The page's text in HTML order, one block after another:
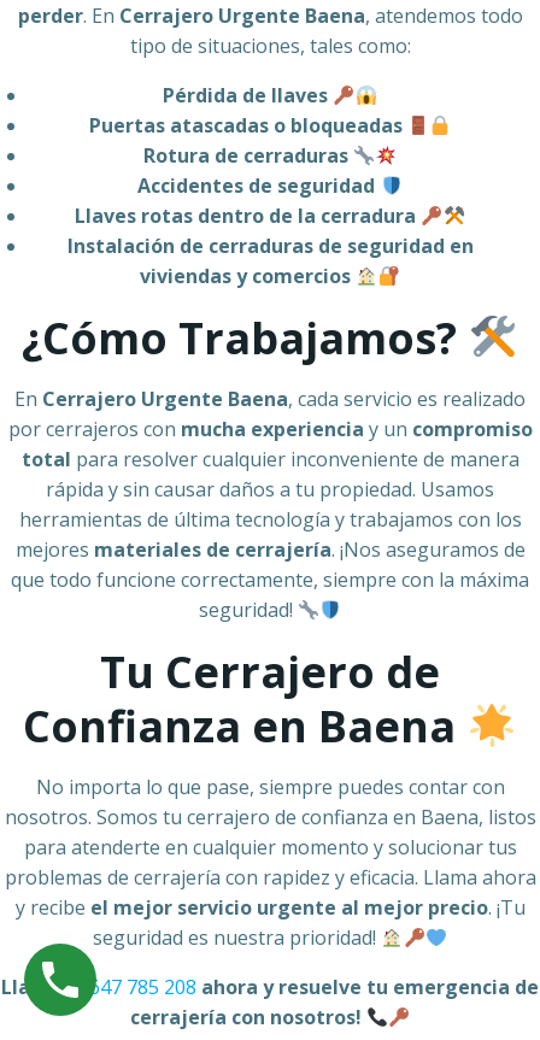
perder. En Cerrajero Urgente Baena, atendemos todo
tipo de situaciones, tales como:
Pérdida de llaves
Puertas atascadas o bloqueadas
Rotura de cerraduras
Accidentes de seguridad
Llaves rotas dentro de la cerradura
Instalación de cerraduras de seguridad en
viviendas y comercios
¿Cómo Trabajamos?
En Cerrajero Urgente Baena, cada servicio es realizado
por cerrajeros con mucha experiencia y un compromiso
total para resolver cualquier inconveniente de manera
rápida y sin causar daños a tu propiedad. Usamos
herramientas de última tecnología y trabajamos con los
mejores materiales de cerrajería. ¡Nos aseguramos de
que todo funcione correctamente, siempre con la máxima
seguridad!
Tu Cerrajero de
Confianza en Baena
No importa lo que pase, siempre puedes contar con
nosotros. Somos tu cerrajero de confianza en Baena, listos
para atenderte en cualquier momento y solucionar tus
problemas de cerrajería con rapidez y eficacia. Llama ahora
y recibe el mejor servicio urgente al mejor precio. ¡Tu
seguridad es nuestra prioridad!
Llama al 647 785 208 ahora y resuelve tu emergencia de
cerrajería con nosotros!